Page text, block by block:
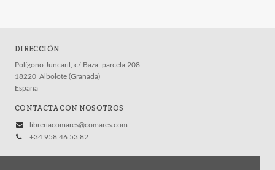
DIRECCIÓN
Polígono Juncaril, c/ Baza, parcela 208
18220 Albolote (Granada)
España
CONTACTA CON NOSOTROS
libreriacomares@comares.com
+34 958 46 53 82